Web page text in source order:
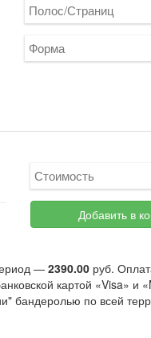
Полос/Страниц
Форма
Стоимость
Добавить в
— 2390.00 руб.
картой «Visa» и
бандеролью по всей